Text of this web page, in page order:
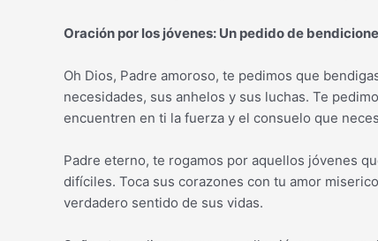
Oración por los jóvenes: Un pedido de
Oh Dios, Padre amoroso, te pedimos que
necesidades, sus anhelos y sus luchas. Te
encuentren en ti la fuerza y el consuelo que
Padre eterno, te rogamos por aquellos jóvenes
difíciles. Toca sus corazones con tu amor
verdadero sentido de sus vidas.